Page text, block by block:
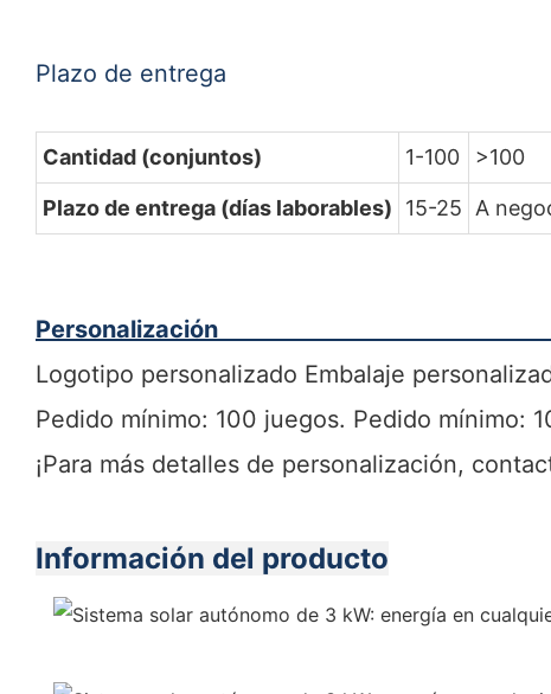
Plazo de entrega
Cantidad (conjuntos) 1-100 >100
Plazo de entrega (días laborables) 15-25 A
Personalización
Logotipo personalizado Embalaje
Pedido mínimo: 100 juegos. Pedido mínimo:
¡Para más detalles de personalización,
Información del producto